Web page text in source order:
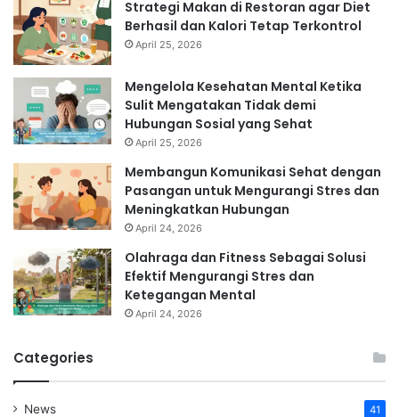
Strategi Makan di Restoran agar Diet
Berhasil dan Kalori Tetap Terkontrol
April 25, 2026
Mengelola Kesehatan Mental Ketika
Sulit Mengatakan Tidak demi
Hubungan Sosial yang Sehat
April 25, 2026
Membangun Komunikasi Sehat dengan
Pasangan untuk Mengurangi Stres dan
Meningkatkan Hubungan
April 24, 2026
Olahraga dan Fitness Sebagai Solusi
Efektif Mengurangi Stres dan
Ketegangan Mental
April 24, 2026
Categories
News 41